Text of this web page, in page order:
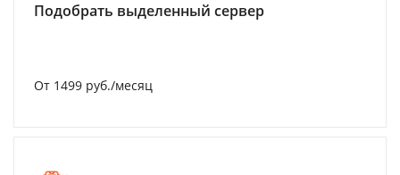
Подобрать выделенный сервер
От 1499 руб./месяц